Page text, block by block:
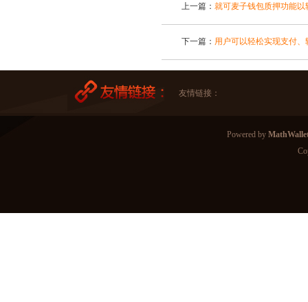
上一篇： 就可麦子钱包质押功能
下一篇： 用户可以轻松实现支付
友情链接：
Powered by